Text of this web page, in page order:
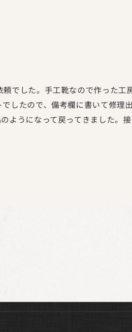
でした。手工靴なので作った工
したので、備考欄に書いて修理
ようになって戻ってきました。